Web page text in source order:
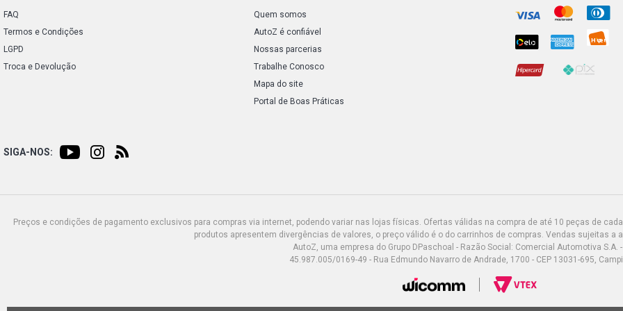
FAQ
Termos e Condições
LGPD
Troca e Devolução
Quem somos
AutoZ é confiável
Nossas parcerias
Trabalhe Conosco
Mapa do site
Portal de Boas Práticas
SIGA-NOS:
Preços e condições de pagamento exclusivos para compras via internet, podendo variar nas lojas físicas. Ofertas válidas na compra de até 10 peças de
produtos apresentem divergências de valores, o preço válido é o do carrinhos de compras. Vendas sujeitas a
AutoZ, uma empresa do Grupo DPaschoal - Razão Social: Comercial Automotiva S.A. -
45.987.005/0169-49 - Rua Edmundo Navarro de Andrade, 1700 - CEP 13031-695,